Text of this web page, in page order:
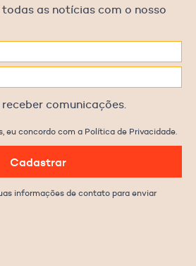
as notícias com o nosso
comunicações.
eu concordo com a Política de Privacidade.
Cadastrar
informações de contato para enviar